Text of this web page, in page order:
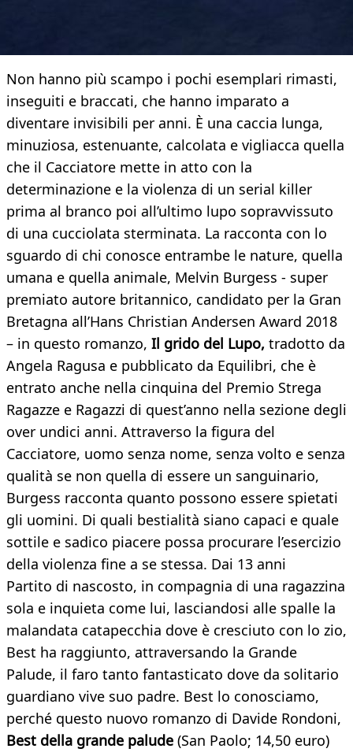
Non hanno più scampo i pochi esemplari rimasti,
inseguiti e braccati, che hanno imparato a
diventare invisibili per anni. È una caccia lunga,
minuziosa, estenuante, calcolata e vigliacca quella
che il Cacciatore mette in atto con la
determinazione e la violenza di un serial killer
prima al branco poi all’ultimo lupo sopravvissuto
di una cucciolata sterminata. La racconta con lo
sguardo di chi conosce entrambe le nature, quella
umana e quella animale, Melvin Burgess - super
premiato autore britannico, candidato per la Gran
Bretagna all’Hans Christian Andersen Award 2018
– in questo romanzo, Il grido del Lupo, tradotto da
Angela Ragusa e pubblicato da Equilibri, che è
entrato anche nella cinquina del Premio Strega
Ragazze e Ragazzi di quest’anno nella sezione degli
over undici anni. Attraverso la figura del
Cacciatore, uomo senza nome, senza volto e senza
qualità se non quella di essere un sanguinario,
Burgess racconta quanto possono essere spietati
gli uomini. Di quali bestialità siano capaci e quale
sottile e sadico piacere possa procurare l’esercizio
della violenza fine a se stessa. Dai 13 anni
Partito di nascosto, in compagnia di una ragazzina
sola e inquieta come lui, lasciandosi alle spalle la
malandata catapecchia dove è cresciuto con lo zio,
Best ha raggiunto, attraversando la Grande
Palude, il faro tanto fantasticato dove da solitario
guardiano vive suo padre. Best lo conosciamo,
perché questo nuovo romanzo di Davide Rondoni,
Best della grande palude (San Paolo; 14,50 euro)